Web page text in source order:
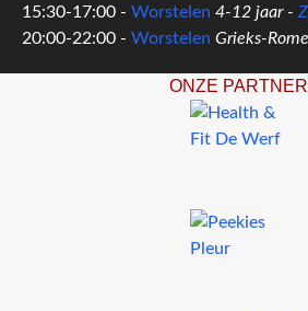
15:30-17:00 - Worstelen 4-12 jaar -
20:00-22:00 - Worstelen Grieks-
ONZE